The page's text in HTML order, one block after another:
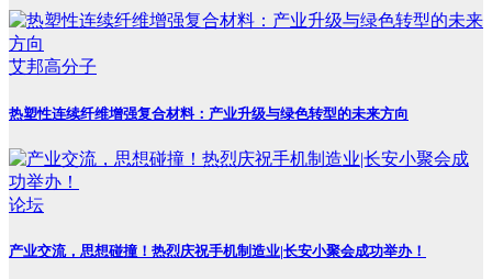
艾邦高分子
热塑性连续纤维增强复合材料：产业升级与绿色转型的未来方向
论坛
产业交流，思想碰撞！热烈庆祝手机制造业|长安小聚会成功举办！